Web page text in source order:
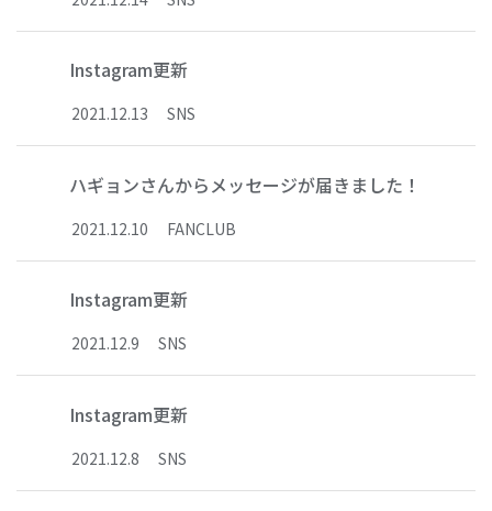
Instagram更新
2021.12.13 SNS
ハギョンさんからメッセージが届きました！
2021 .12.10 FANCLUB
Instagram更新
2021.12.9 SNS
Instagram更新
2021 .12.8 SNS